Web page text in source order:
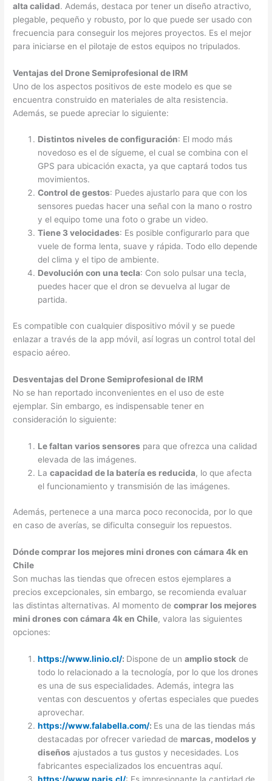
alta calidad. Además, destaca por tener un diseño atractivo,
plegable, pequeño y robusto, por lo que puede ser usado con
frecuencia para conseguir los mejores proyectos. Es el mejor
para iniciarse en el pilotaje de estos equipos no tripulados.
Ventajas del Drone Semiprofesional de IRM
Uno de los aspectos positivos de este modelo es que se
encuentra construido en materiales de alta resistencia.
Además, se puede apreciar lo siguiente:
Distintos niveles de configuración: El modo más
novedoso es el de sígueme, el cual se combina con el
GPS para ubicación exacta, ya que captará todos tus
movimientos.
Control de gestos: Puedes ajustarlo para que con los
sensores puedas hacer una señal con la mano o rostro
y el equipo tome una foto o grabe un video.
Tiene 3 velocidades: Es posible configurarlo para que
vuele de forma lenta, suave y rápida. Todo ello depende
del clima y el tipo de ambiente.
Devolución con una tecla: Con solo pulsar una tecla,
puedes hacer que el dron se devuelva al lugar de
partida.
Es compatible con cualquier dispositivo móvil y se puede
enlazar a través de la app móvil, así logras un control total del
espacio aéreo.
Desventajas del Drone Semiprofesional de IRM
No se han reportado inconvenientes en el uso de este
ejemplar. Sin embargo, es indispensable tener en
consideración lo siguiente:
Le faltan varios sensores para que ofrezca una calidad
elevada de las imágenes.
Lacapacidad de la batería es reducida, lo que afecta
el funcionamiento y transmisión de las imágenes.
Además, pertenece a una marca poco reconocida, por lo que
en caso de averías, se dificulta conseguir los repuestos.
Dónde comprar los mejores mini drones con cámara 4k en
Chile
Son muchas las tiendas que ofrecen estos ejemplares a
precios excepcionales, sin embargo, se recomienda evaluar
las distintas alternativas. Al momento decomprar los mejores
mini drones con cámara 4k en Chile, valora las siguientes
opciones:
https://www.linio.cl/: Dispone de unamplio stock de
todo lo relacionado a la tecnología, por lo que los drones
es una de sus especialidades. Además, integra las
ventas con descuentos y ofertas especiales que puedes
aprovechar.
https://www.falabella.com/: Es una de las tiendas más
destacadas por ofrecer variedad de marcas, modelos y
diseños ajustados a tus gustos y necesidades. Los
fabricantes especializados los encuentras aquí.